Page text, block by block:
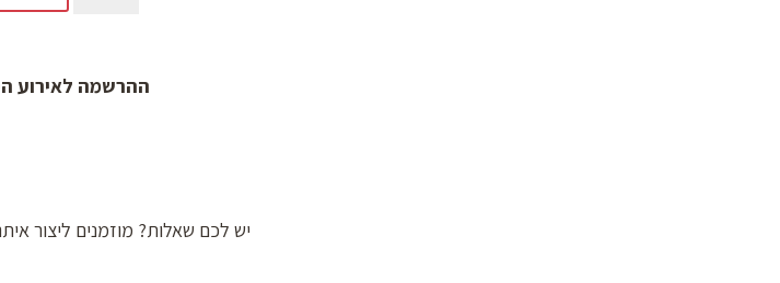
שהתחתנה
ההרשמה לאירוע
יש לכם שאלות? מוזמנים ליצור